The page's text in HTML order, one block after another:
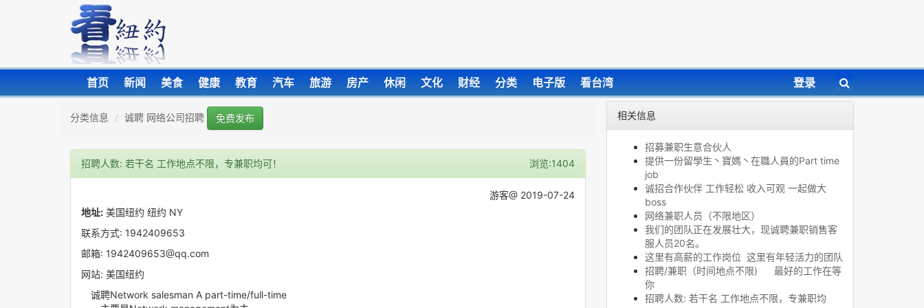
首页 新闻 美食 健康 教育 汽车 旅游 房产 休闲 文化 财经 分类 电子版 看台湾 登录
分类信息 诚聘 网络公司招聘 免费发布
招聘人数: 若干名 工作地点不限，专兼职均可！ 浏览:1404
游客@ 2019-07-24
地址: 美国纽约 纽约 NY
联系方式: 1942409653
邮箱: 1942409653@qq.com
网站: 美国纽约
诚聘Network salesman A part-time/full-time
相关信息
招募兼职生意合伙人
提供一份留學生丶寶媽丶在職人員的Part time
job
诚招合作伙伴 工作轻松 收入可观 一起做大
boss
网络兼职人员（不限地区）
我们的团队正在发展壮大，现诚聘兼职销售客
服人员20名。
这里有高薪的工作岗位 这里有年轻活力的团队
招聘/兼职（时间地点不限) 最好的工作在等
你
招聘人数: 若干名 工作地点不限，专兼职均